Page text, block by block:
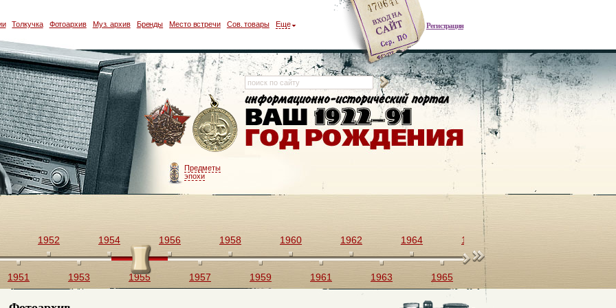
Регистрация
Толкучка Фотоархив Муз. архив Бренды Место встречи Сов. товары Еще
Предметы
эпохи
1951
1952
1953
1954
1955
1956
1957
1958
1959
1960
1961
1962
1963
1964
1965
1966